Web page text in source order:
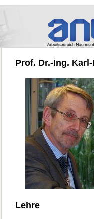
Prof. Dr.-Ing.
Lehre